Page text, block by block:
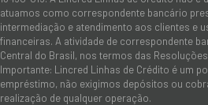
atuamos como correspondente bancário
intermediação e atendimento aos clientes e
financeiras. A atividade de correspondente
Central do Brasil, nos termos das Resoluções
Importante: Lincred Linhas de Crédito é um
empréstimo, não exigimos depósitos ou
realização de qualquer operação.